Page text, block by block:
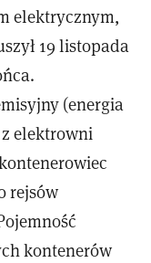
elektrycznym,
19 listopada
(energia
elektrowni
rejsów
kontenerów